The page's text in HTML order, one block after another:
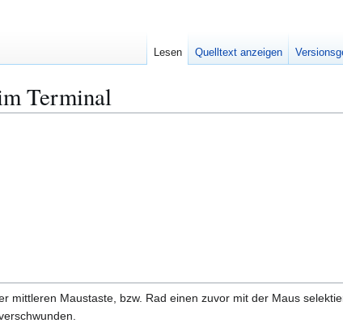
Terminal
mittleren Maustaste, bzw. Rad einen zuvor mit der Maus
Lesen Quelltext anzeigen